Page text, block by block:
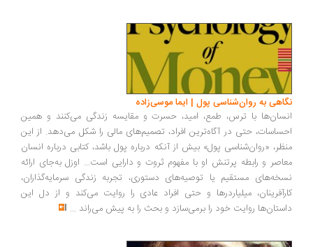
نگاهی به روان‌شناسی پول | ایما موسی‌زاده
انسان‌ها با ترس، طمع، امید، حسرت و مقایسه زندگی می‌کنند و همین
احساسات، حتی در آگاه‌ترین افراد، تصمیم‌های مالی را شکل می‌دهد. از این
منظر، «روان‌شناسی پول» بیش از آنکه درباره پول باشد، کتابی درباره انسان
معاصر و رابطه پرتنش او با مفهوم ثروت و دارایی است... اوزل به‌جای ارائه
نسخه‌های مستقیم یا توصیه‌های دستوری، تجربه زندگی سرمایه‌گذاران،
کارآفرینان، میلیاردرها و حتی افراد عادی را روایت می‌کند و از دل این
داستان‌ها روایت خود را برمی‌سازد و بحث را به پیش می‌راند ...